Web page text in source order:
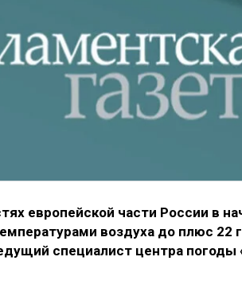
европейской части России в
воздуха до плюс 22
специалист центра погоды